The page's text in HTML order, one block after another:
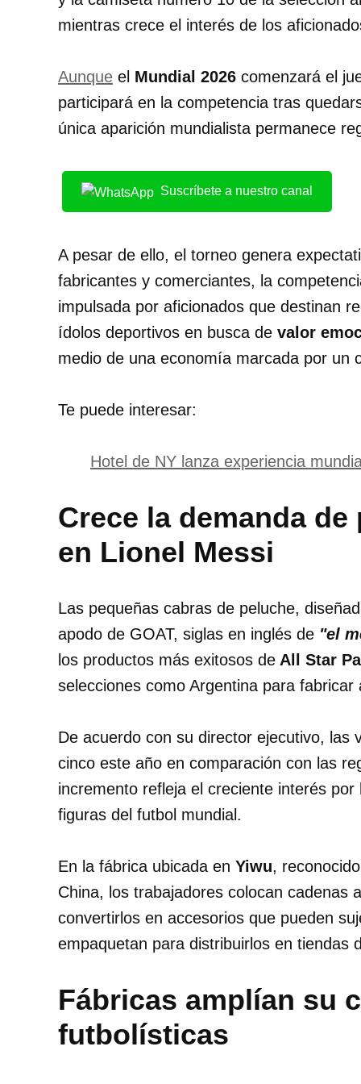
mientras crece el interés de los
Aunque el Mundial 2026 comenzará el
participará en la competencia tras
única aparición mundialista permanece
Suscríbete a nuestro canal
A pesar de ello, el torneo genera
fabricantes y comerciantes, la
impulsada por aficionados que destinan
ídolos deportivos en busca de valor
medio de una economía marcada por un
Te puede interesar:
Hotel de NY lanza experiencia
Crece la demanda
en Lionel Messi
Las pequeñas cabras de peluche,
apodo de GOAT, siglas en inglés de "el
los productos más exitosos de All Star
selecciones como Argentina para fabricar
De acuerdo con su director ejecutivo, las
cinco este año en comparación con las
incremento refleja el creciente interés
figuras del futbol mundial.
En la fábrica ubicada en Yiwu,
China, los trabajadores colocan cadenas
convertirlos en accesorios que pueden
empaquetan para distribuirlos en tiendas
Fábricas amplían su
futbolísticas